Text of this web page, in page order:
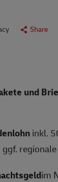
Share
und
inkl.
regionale
im